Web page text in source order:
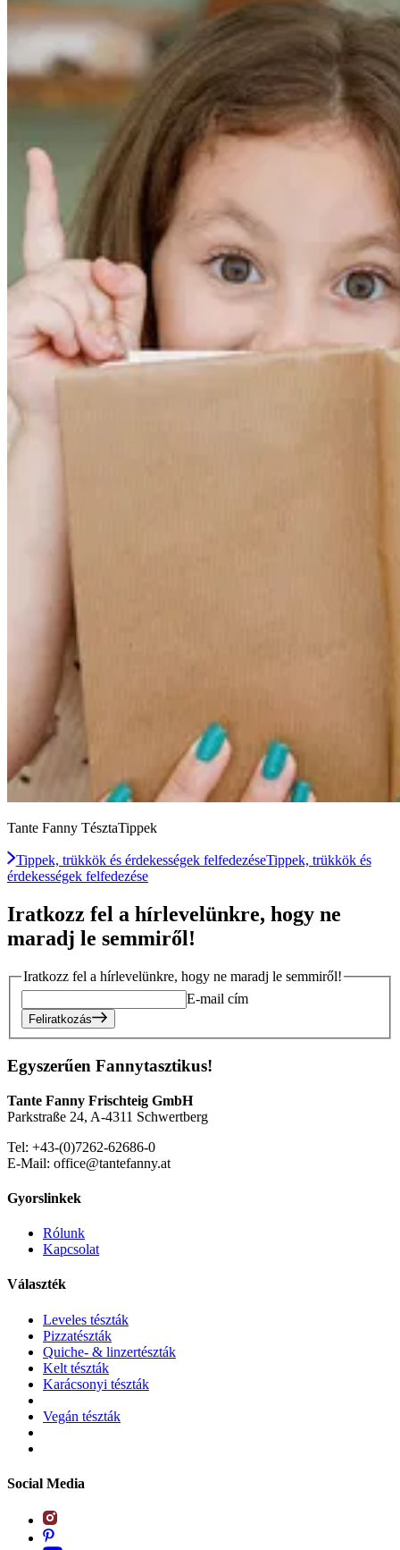
Tante Fanny TésztaTippek
Tippek, trükkök és érdekességek felfedezéseTippek, trükkök és
érdekességek felfedezése
Iratkozz fel a hírlevelünkre, hogy ne
maradj le semmiről!
Iratkozz fel a hírlevelünkre, hogy ne maradj le semmiről!
E-mail cím
Feliratkozás
Egyszerűen Fannytasztikus!
Tante Fanny Frischteig GmbH
Parkstraße 24, A-4311 Schwertberg
Tel: +43-(0)7262-62686-0
E-Mail: office@tantefanny.at
Gyorslinkek
Rólunk
Kapcsolat
Választék
Leveles tészták
Pizzatészták
Quiche- & linzertészták
Kelt tészták
Karácsonyi tészták
Vegán tészták
Social Media